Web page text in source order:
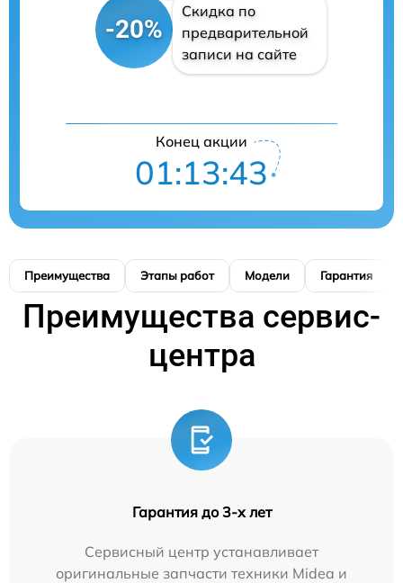
-20%
Скидка по
предварительной
записи на сайте
Конец акции
01:13:41
Преимущества Этапы работ Модели Гарантия
Преимущества сервис-
центра
Гарантия до 3-х лет
Сервисный центр устанавливает
оригинальные запчасти техники Midea и